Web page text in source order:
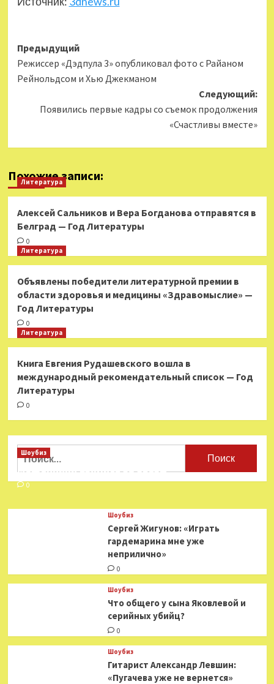
Навигация
записи
Предыдущий
Режиссер «Дэдпула 3» опубликовал фото с Райаном
Рейнольдсом и Хью Джекманом
Следующий:
Появились первые кадры со съемок продолжения
«Счастливы вместе»
Похожие записи:
Литература
Алексей Сальников и Вера Богданова отправятся в
Белград — Год Литературы
0
Литература
Объявлены победители литературной премии в
области здоровья и медицины «Здравомыслие» —
Год Литературы
0
Литература
Книга Евгения Рудашевского вошла в
международный рекомендательный список — Год
Литературы
0
Найти:
Шоубиз
Мошенники взялись за звезд
0
Шоубиз
Сергей Жигунов: «Играть
гардемарина мне уже
неприлично»
0
Шоубиз
Что общего у сына Яковлевой и
серийных убийц?
0
Шоубиз
Гитарист Александр Левшин:
«Пугачева уже не вернется»